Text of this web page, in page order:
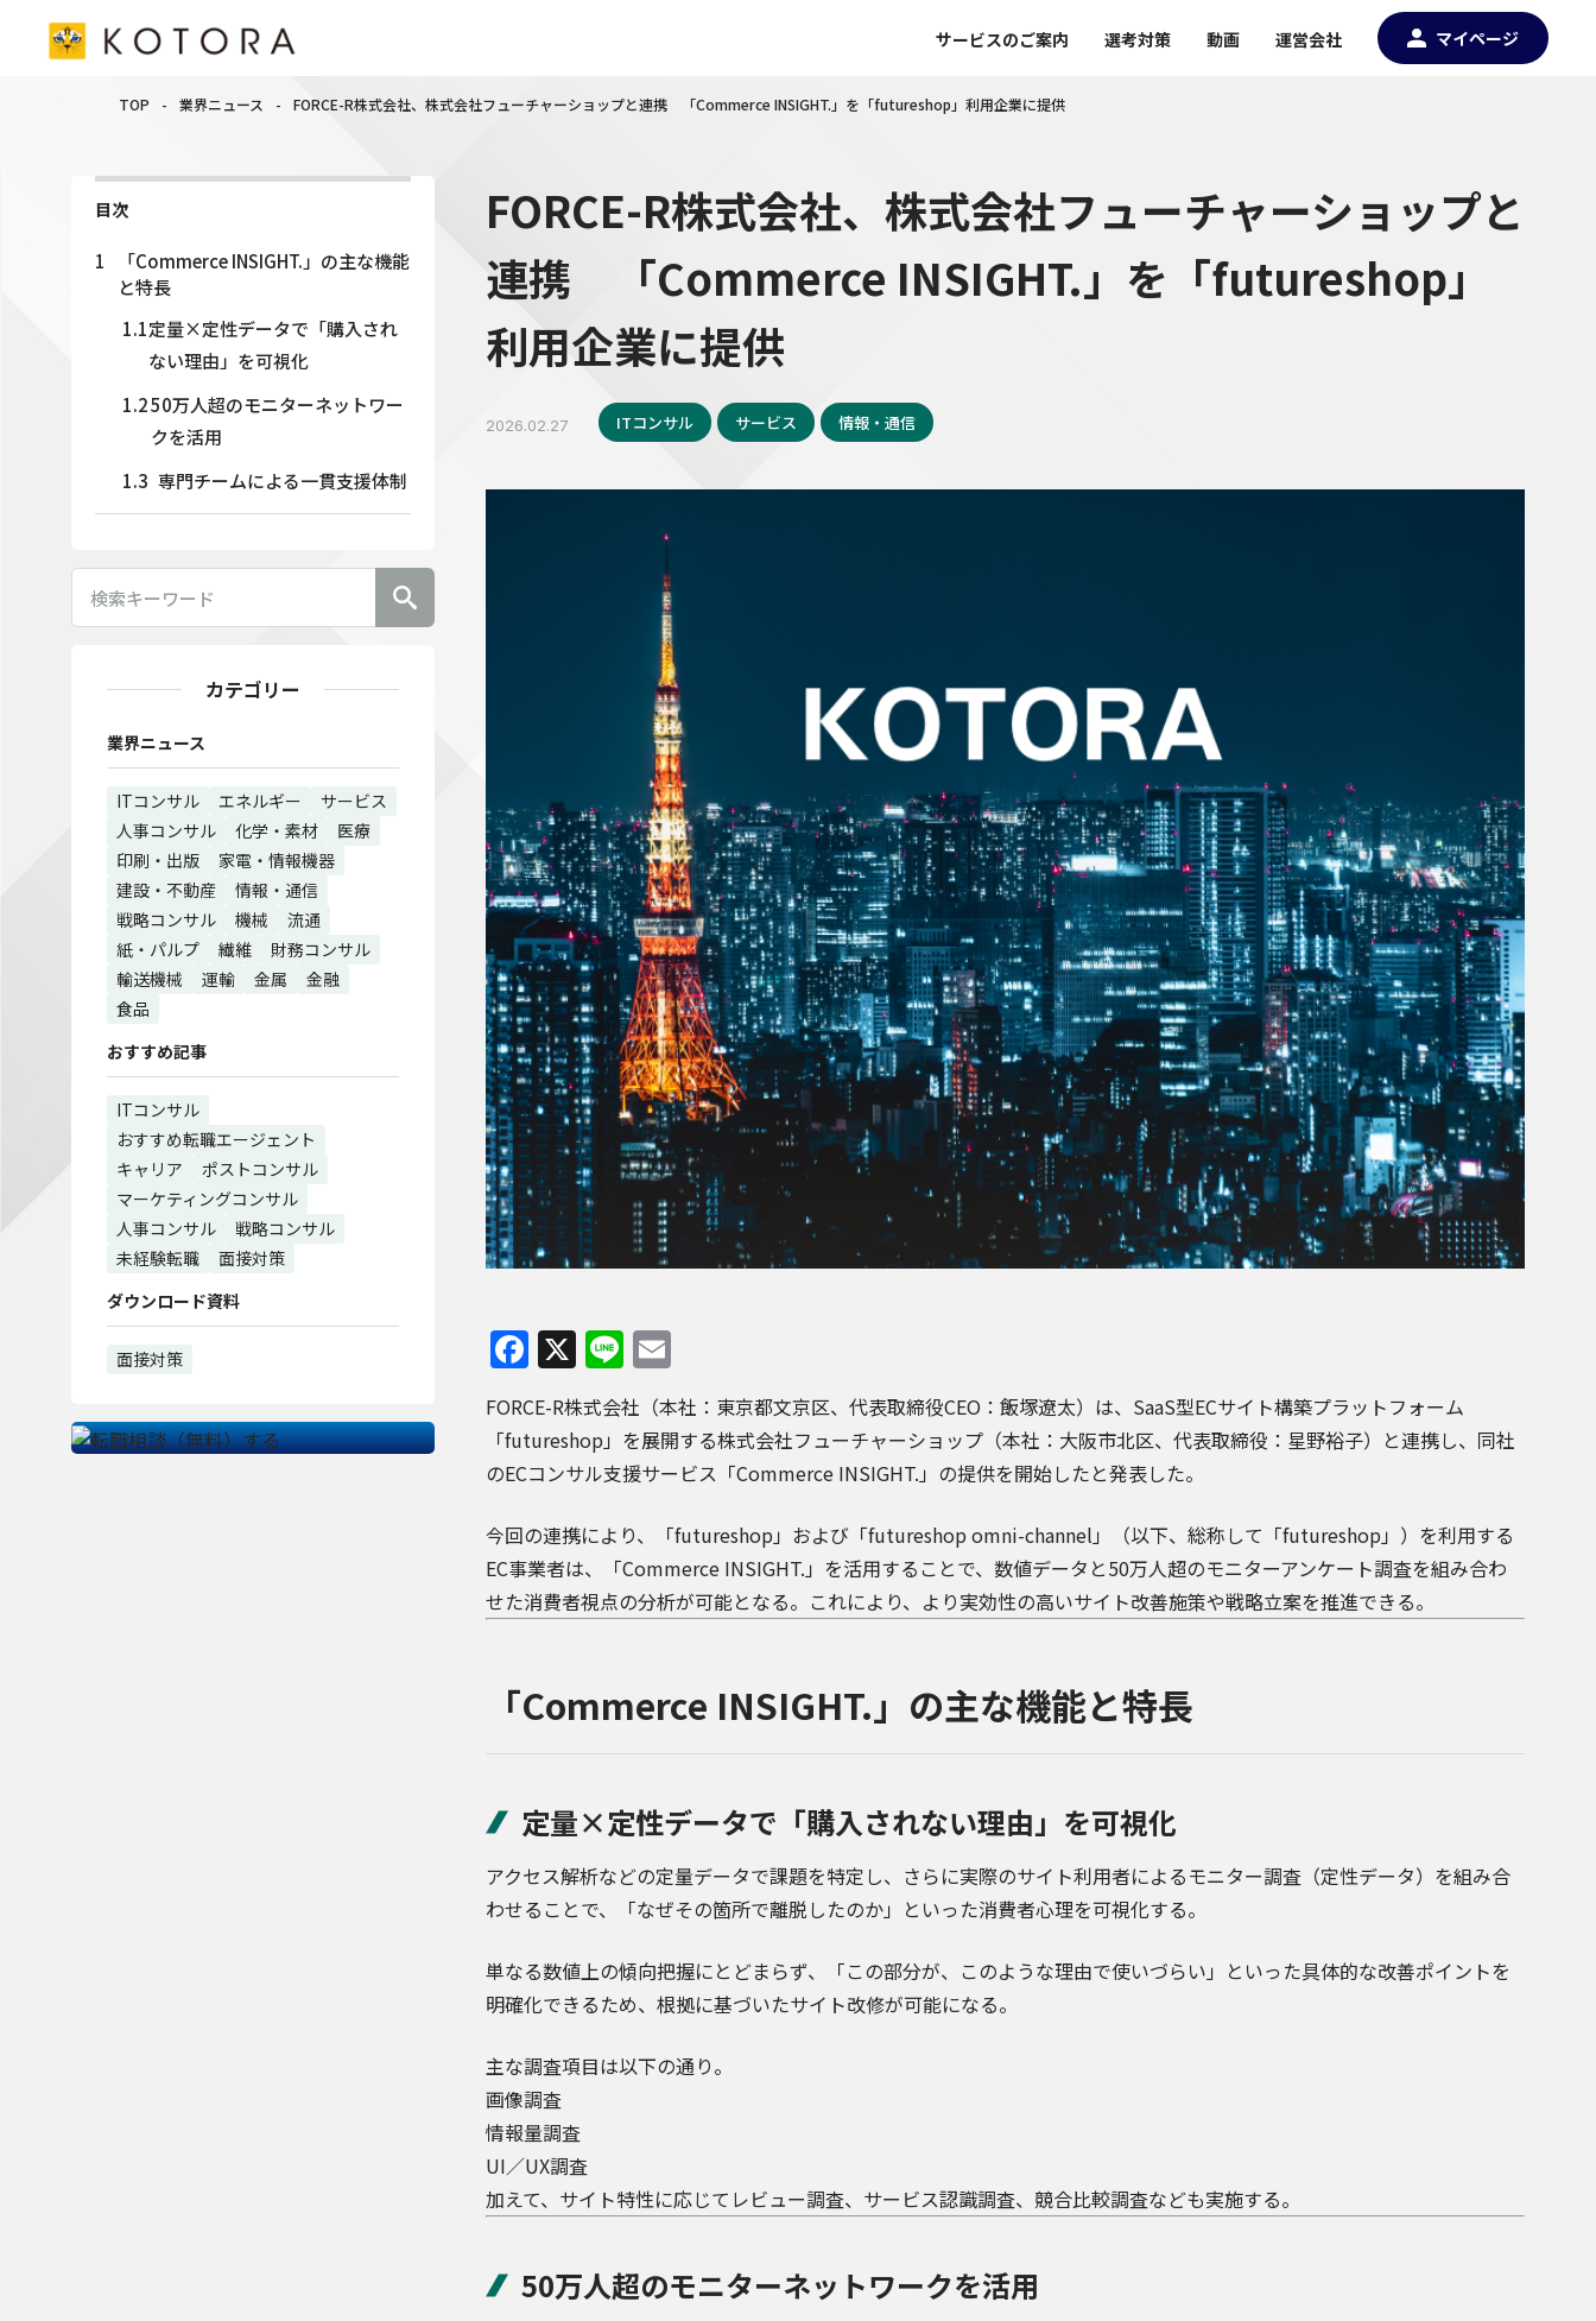
サービスのご案内 選考対策 動画 運営会社 マイページ
TOP - 業界ニュース - FORCE-R株式会社、株式会社フューチャーショップと連携 「Commerce INSIGHT.」を「futureshop」利用企業に提供
目次
1
「Commerce INSIGHT.」の主な機能
と特長
1.1定量×定性データで「購入され
ない理由」を可視化
1.250万人超のモニターネットワー
クを活用
1.3 専門チームによる一貫支援体制
カテゴリー
業界ニュース
ITコンサル エネルギー
サービス
人事コンサル
化学・素材
医療
印刷・出版
家電・情報機器
建設・不動産
情報・通信
戦略コンサル
機械
流通
紙・パルプ
繊維
財務コンサル
輸送機械
運輸 金属
金融
食品
おすすめ記事
ITコンサル
おすすめ転職エージェント
キャリア
ポストコンサル
マーケティングコンサル
人事コンサル
戦略コンサル
未経験転職
面接対策
ダウンロード資料
面接対策
FORCE-R株式会社、株式会社フューチャーショップと
連携 「Commerce INSIGHT.」を「futureshop」
利用企業に提供
2026.02.27 ITコンサル サービス 情報・通信
Facebook
X LineEmail
FORCE-R株式会社 （本社：東京都文京区、代表取締役CEO：飯塚遼太）は、SaaS型ECサイト構築プラットフォーム
「futureshop」を展開する株式会社フューチャーショップ（本社：大阪市北区、代表取締役：星野裕子）と連携し、同社
のECコンサル支援サービス「Commerce INSIGHT.」の提供を開始したと発表した。
今回の連携により、「futureshop」および「futureshop omni-channel」（以下、総称して「futureshop」）を利用する
EC事業者は、「Commerce INSIGHT.」を活用することで、数値データと50万人超のモニターアンケート調査を組み合わ
せた消費者視点の分析が可能となる。これにより、より実効性の高いサイト改善施策や戦略立案を推進できる。
「Commerce INSIGHT.」の主な機能と特長
定量×定性データで「購入されない理由」を可視化
アクセス解析などの定量データで課題を特定し、さらに実際のサイト利用者によるモニター調査（定性データ）を組み合
わせることで、「なぜその箇所で離脱したのか」といった消費者心理を可視化する。
単なる数値上の傾向把握にとどまらず、「この部分が、このような理由で使いづらい」といった具体的な改善ポイントを
明確化できるため、根拠に基づいたサイト改修が可能になる。
主な調査項目は以下の通り。
画像調査
情報量調査
UI／UX調査
加えて、サイト特性に応じてレビュー調査、サービス認識調査、競合比較調査なども実施する。
50万人超のモニターネットワークを活用